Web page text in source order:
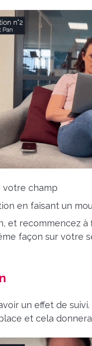
votre champ
en faisant un
et recommencez
façon sur votre
un effet de suivi.
et cela